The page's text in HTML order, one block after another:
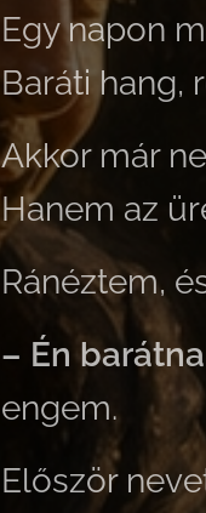
Egy napon
Baráti hang,
Akkor már
Hanem az
Ránéztem,
– Én
engem.
Először